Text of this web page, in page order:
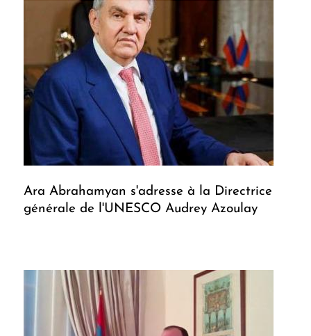
Ara Abrahamyan s'adresse à la Directrice
générale de l'UNESCO Audrey Azoulay